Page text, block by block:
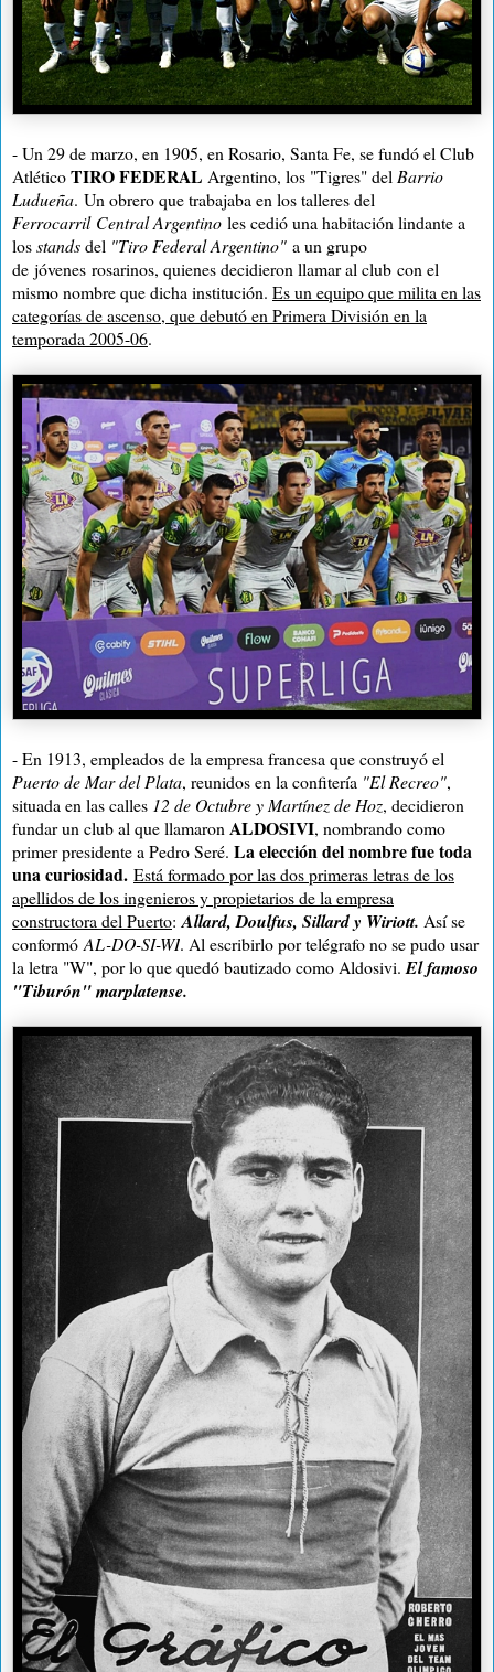
- Un 29 de marzo, en 1905, en Rosario, Santa Fe, se fundó el Club
AtléticoTIRO FEDERAL Argentino, los "Tigres" del Barrio
Ludueña. Un obrero que trabajaba en los talleres del
FerrocarrilCentral Argentino les cedió una habitación lindante a
losstandsdel "Tiro Federal Argentino" a un grupo
de jóvenes rosarinos, quienes decidieron llamar al club con el
mismo nombre que dicha institución. Es un equipo que milita en las
categorías de ascenso, que debutó en Primera División en la
temporada 2005-06.
- En 1913, empleados de la empresa francesa que construyó el
Puerto de Mar del Plata, reunidos en la confitería "El Recreo",
situada en las calles 12 de Octubre y Martínez de Hoz, decidieron
fundar un club al que llamaronALDOSIVI, nombrando como
primer presidente a Pedro Seré. La elección del nombre fue toda
una curiosidad. Está formado por las dos primeras letras de los
apellidos de los ingenieros y propietarios de la empresa
constructora del Puerto:Allard, Doulfus, Sillard y Wiriott. Así se
conformóAL-DO-SI-WI. Al escribirlo por telégrafo no se pudo usar
la letra "W", por lo que quedó bautizado como Aldosivi.El famoso
"Tiburón" marplatense.